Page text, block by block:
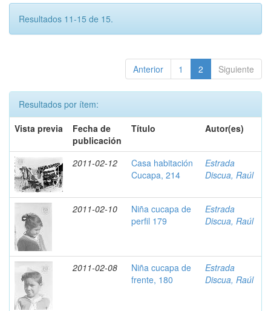
Resultados 11-15 de 15.
Anterior 1 2 Siguiente
Resultados por ítem:
Vista previa
Fecha de
publicación
Título Autor(es)
2011-02-12
Casa habitación
Cucapa, 214
Estrada
Discua, Raúl
2011-02-10
Niña cucapa de
perfil 179
Estrada
Discua, Raúl
2011-02-08
Niña cucapa de
frente, 180
Estrada
Discua, Raúl